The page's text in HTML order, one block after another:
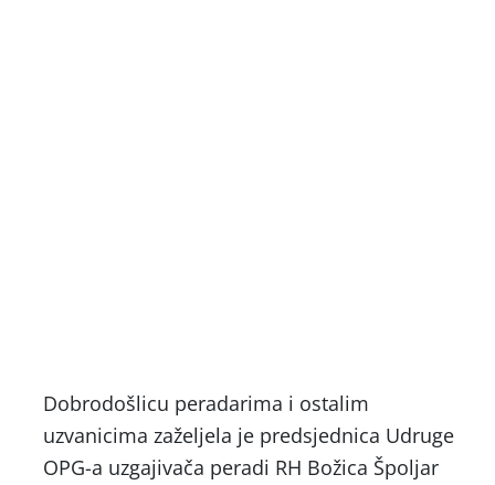
Dobrodošlicu peradarima i ostalim
uzvanicima zaželjela je predsjednica Udruge
OPG-a uzgajivača peradi RH Božica Špoljar